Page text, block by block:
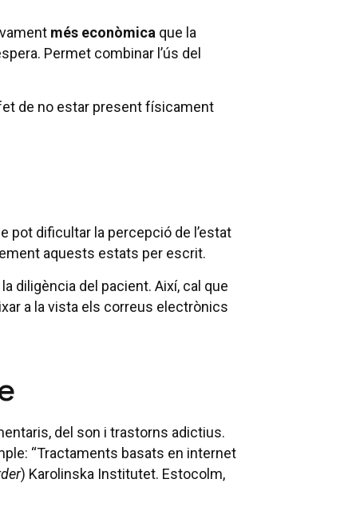
més econòmica que la
Permet combinar l’ús del
de no estar present físicament
pot dificultar la percepció de l’estat
aquests estats per escrit.
diligència del pacient. Així, cal que
a la vista els correus electrònics
del son i trastorns adictius.
“Tractaments basats en internet
) Karolinska Institutet. Estocolm,